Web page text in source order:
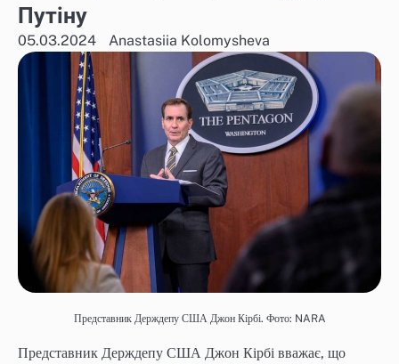
Путіну
05.03.2024 Anastasiia Kolomysheva
Представник Держдепу США Джон Кірбі. Фото: NARA
Представник Держдепу США Джон Кірбі вважає, що